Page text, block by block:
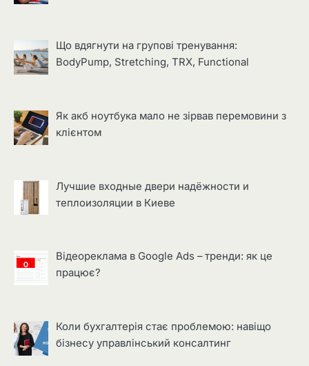
Що вдягнути на групові тренування:
BodyPump, Stretching, TRX, Functional
Як акб ноутбука мало не зірвав перемовини з
клієнтом
Лучшие входные двери надёжности и
теплоизоляции в Киеве
Відеореклама в Google Ads – тренди: як це
працює?
Коли бухгалтерія стає проблемою: навіщо
бізнесу управлінський консалтинг